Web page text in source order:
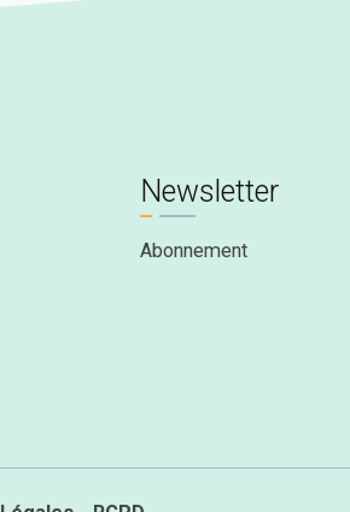
Newsletter
Abonnement